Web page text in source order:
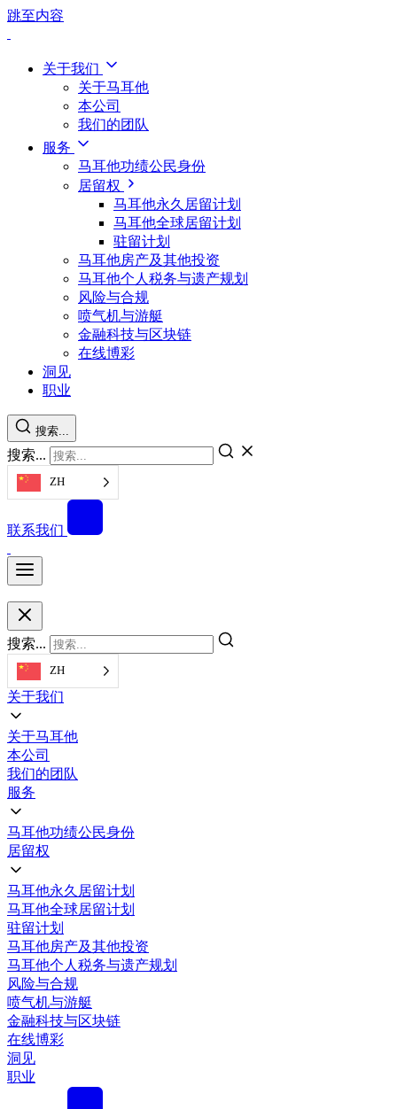
跳至内容
关于我们
关于马耳他
本公司
我们的团队
服务
马耳他功绩公民身份
居留权
马耳他永久居留计划
马耳他全球居留计划
驻留计划
马耳他房产及其他投资
马耳他个人税务与遗产规划
风险与合规
喷气机与游艇
金融科技与区块链
在线博彩
洞见
职业
搜索...
搜索...
ZH
联系我们
搜索...
ZH
关于我们
关于马耳他
本公司
我们的团队
服务
马耳他功绩公民身份
居留权
马耳他永久居留计划
马耳他全球居留计划
驻留计划
马耳他房产及其他投资
马耳他个人税务与遗产规划
风险与合规
喷气机与游艇
金融科技与区块链
在线博彩
洞见
职业